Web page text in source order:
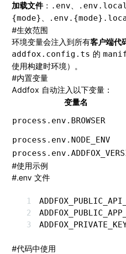
加载文件： .env、 .env.local
{mode} 、
#生效范围
环境变量会注入到所有客户端代
addfox.config.ts 的
使用构建时环境）。
#内置变量
Addfox 自动注入以下变量：
变量名
process.env.BROWSER
process.env.NODE_ENV
#使用示例
#.env 文件
#代码中使用